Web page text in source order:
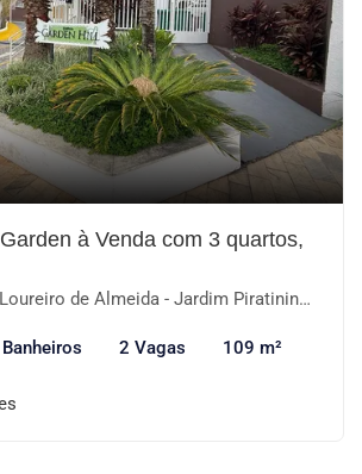
à Venda com 3 quartos,
de Almeida - Jardim Piratininga, Sorocaba-SP
2 Vagas 109 m²